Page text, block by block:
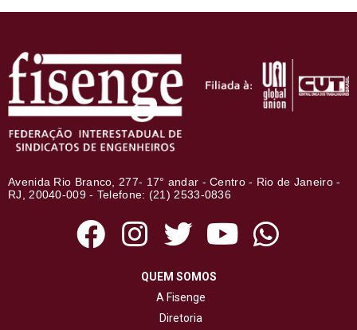
Avenida Rio Branco, 277- 17° andar - Centro - Rio de Janeiro -
RJ, 20040-009 - Telefone: (21) 2533-0836
QUEM SOMOS
A Fisenge
Diretoria